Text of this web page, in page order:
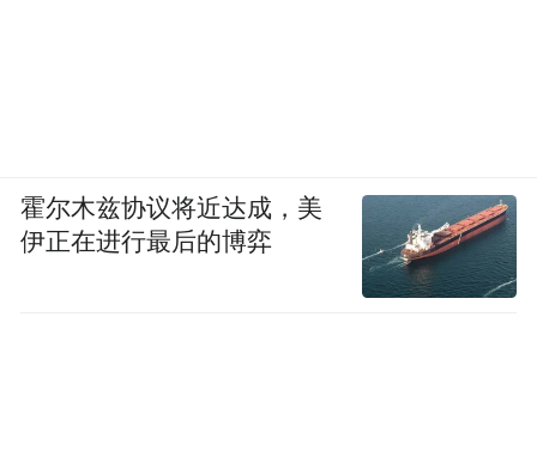
霍尔木兹协议将近达成，美
伊正在进行最后的博弈